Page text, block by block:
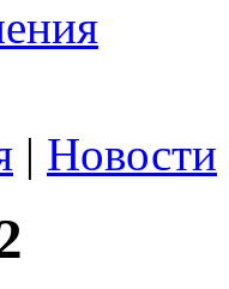
| Новости